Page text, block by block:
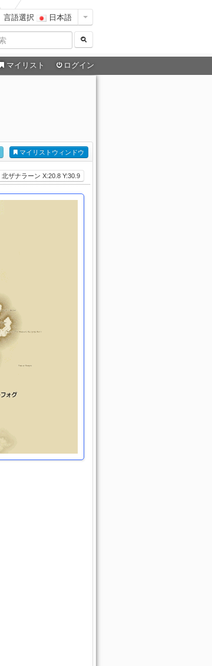
言語選択 日本語
マイリスト ログイン
マイリストウィンドウ
北ザナラーン X:20.8 Y:30.9